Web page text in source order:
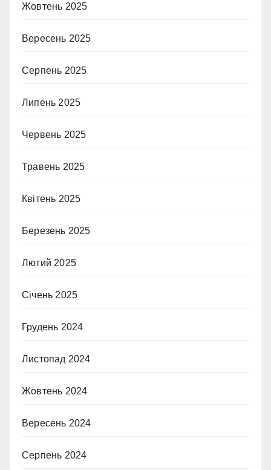
Жовтень 2025
Вересень 2025
Серпень 2025
Липень 2025
Червень 2025
Травень 2025
Квітень 2025
Березень 2025
Лютий 2025
Січень 2025
Грудень 2024
Листопад 2024
Жовтень 2024
Вересень 2024
Серпень 2024